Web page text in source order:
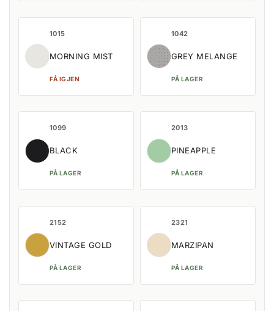
1015
MORNING MIST
FÅ IGJEN
1042
GREY MELANGE
PÅ LAGER
1099
BLACK
PÅ LAGER
2013
PINEAPPLE
PÅ LAGER
2152
VINTAGE GOLD
PÅ LAGER
2321
MARZIPAN
PÅ LAGER